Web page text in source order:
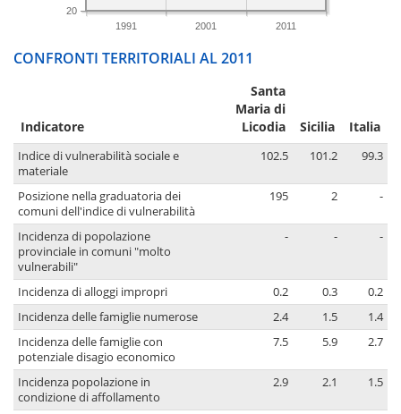
1991 2001 2011
20
CONFRONTI TERRITORIALI AL 2011
Indicatore
Santa
Maria di
Licodia
Sicilia Italia
Indice di vulnerabilità sociale e
materiale
102.5 101.2 99.3
Posizione nella graduatoria dei
comuni dell'indice di vulnerabilità
195 2 -
Incidenza di popolazione
provinciale in comuni "molto
vulnerabili"
- - -
Incidenza di alloggi impropri 0.2 0.3
0.2
Incidenza delle famiglie numerose
2.4 1.5
1.4
Incidenza delle famiglie con
potenziale disagio economico
7.5 5.9 2.7
Incidenza popolazione in
condizione di affollamento
2.9 2.1 1.5